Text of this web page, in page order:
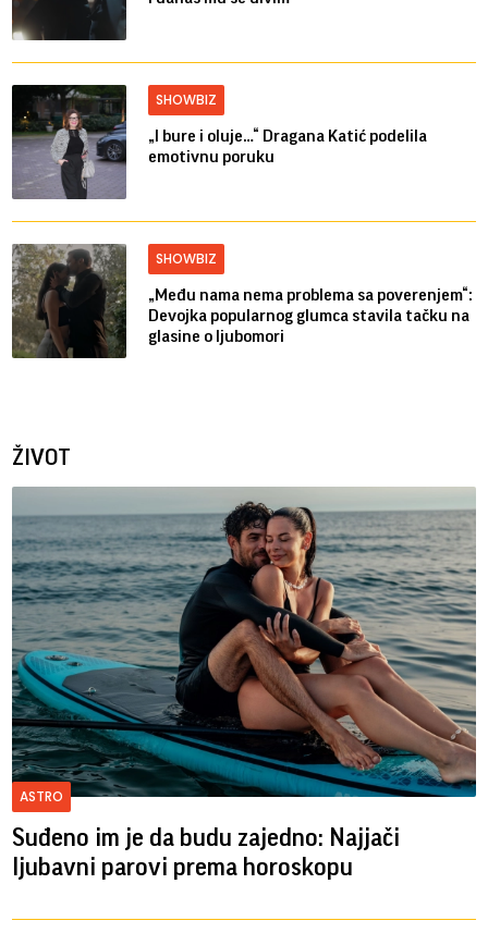
SHOWBIZ
„I bure i oluje…“ Dragana Katić podelila
emotivnu poruku
SHOWBIZ
„Među nama nema problema sa poverenjem“:
Devojka popularnog glumca stavila tačku na
glasine o ljubomori
ŽIVOT
ASTRO
Suđeno im je da budu zajedno: Najjači
ljubavni parovi prema horoskopu